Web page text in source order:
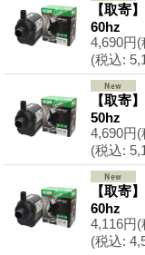
【取寄
60hz
4,690円(
(税込:
【取寄
50hz
4,690円(
(税込:
【取寄
60hz
4,116円(
(税込: